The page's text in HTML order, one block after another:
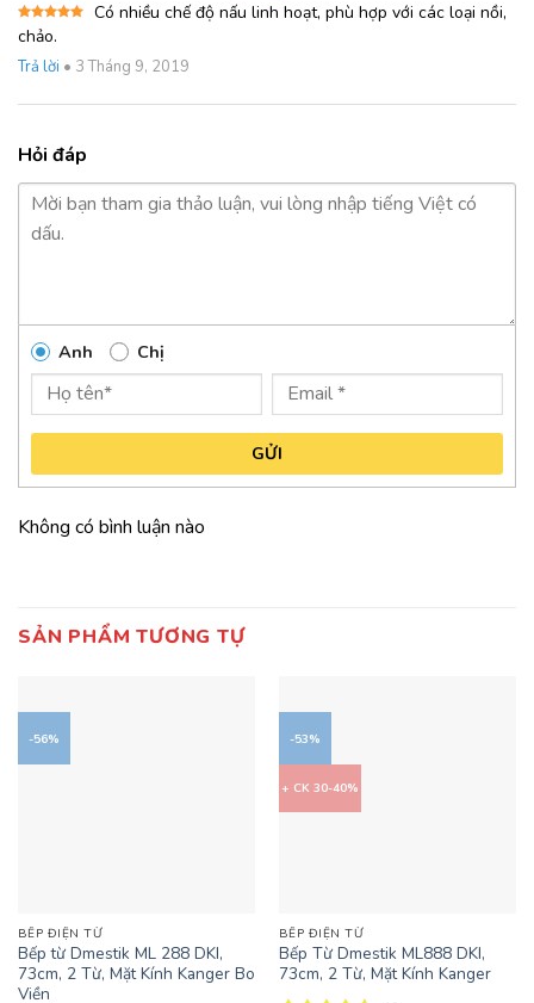
Được xếp
hạng5
sao
Có nhiều chế độ nấu linh hoạt, phù hợp với các loại nồi,
chảo.
Trả lời • 3 Tháng 9, 2019
Hỏi đáp
Anh Chị
GỬI
Không có bình luận nào
SẢN PHẨM TƯƠNG TỰ
-56%
BẾP ĐIỆN TỪ
Bếp từ Dmestik ML 288 DKI,
73cm, 2 Từ, Mặt Kính Kanger Bo
Viền
-53%
+ CK 30-40%
BẾP ĐIỆN TỪ
Bếp Từ Dmestik ML888 DKI,
73cm, 2 Từ, Mặt Kính Kanger